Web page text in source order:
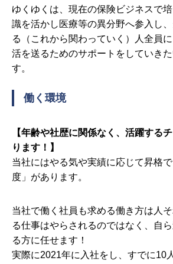
ゆくゆくは、現在の保険ビジネスで
識を活かし医療等の異分野へ参入し
る（これから関わっていく）人全員
活を送るためのサポートをしていき
す。
働く環境
【年齢や社歴に関係なく、活躍する
ります！】
当社にはやる気や実績に応じて昇格
度」があります。
当社で働く社員も求める働き方は人
る仕事はやらされるのではなく、自
る方に任せます！
実際に2021年に入社をし、すでに10